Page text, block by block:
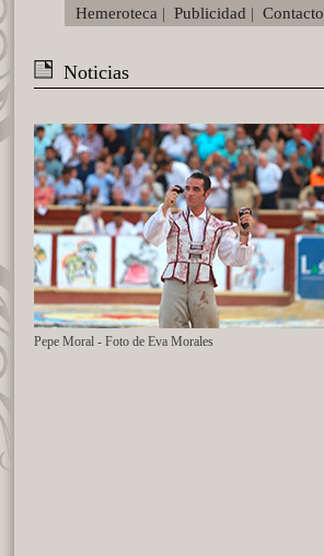
Hemeroteca | Publicidad | Contacto
Noticias
Pepe Moral - Foto de Eva Morales